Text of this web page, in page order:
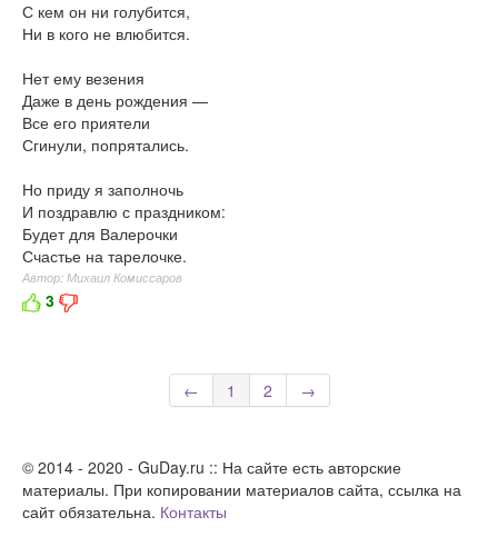
С кем он ни голубится,
Ни в кого не влюбится.
Нет ему везения
Даже в день рождения —
Все его приятели
Сгинули, попрятались.
Но приду я заполночь
И поздравлю с праздником:
Будет для Валерочки
Счастье на тарелочке.
Автор: Михаил Комиссаров
3
← 1 2 →
© 2014 - 2020 - GuDay.ru :: На сайте есть авторские
материалы. При копировании материалов сайта, ссылка на
сайт обязательна. Контакты